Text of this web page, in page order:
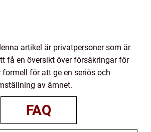
artikel är privatpersoner som är
få en översikt över försäkringar för
för att ge en seriös och
av ämnet.
FAQ